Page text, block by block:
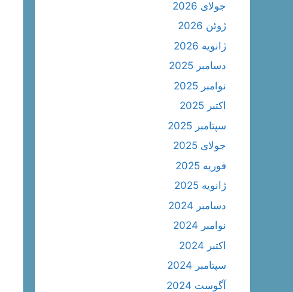
جولای 2026
ژوئن 2026
ژانویه 2026
دسامبر 2025
نوامبر 2025
اکتبر 2025
سپتامبر 2025
جولای 2025
فوریه 2025
ژانویه 2025
دسامبر 2024
نوامبر 2024
اکتبر 2024
سپتامبر 2024
آگوست 2024